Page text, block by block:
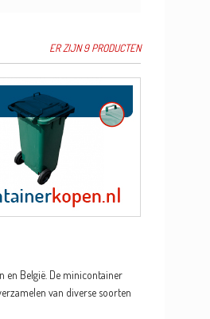
ER ZIJN 9 PRODUCTEN
en België. De minicontainer
van diverse soorten